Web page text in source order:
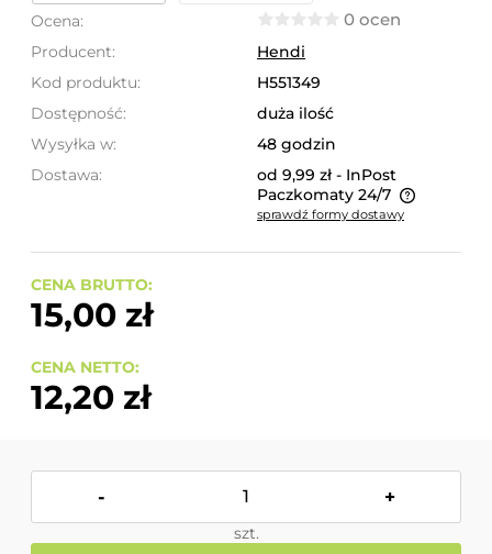
Ocena: 0 ocen
Producent:
Hendi
Kod produktu:
H551349
Dostępność:
duża ilość
Wysyłka w:
48 godzin
Dostawa:
od 9,99 zł - InPost
Paczkomaty 24/7
Cena nie zawiera ewentualnych kosztów płatności
sprawdź formy dostawy
CENA BRUTTO:
15,00 zł
CENA NETTO:
12,20 zł
- +
szt.